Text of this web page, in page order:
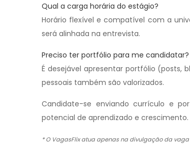
Qual a carga horária do estágio?
Horário flexível e compatível com a
será alinhada na entrevista.
Preciso ter portfólio para me candidatar?
É desejável apresentar portfólio (posts,
pessoais também são valorizados.
Candidate-se enviando currículo e
potencial de aprendizado e crescimento.
* O VagasFlix atua apenas na divulgação da